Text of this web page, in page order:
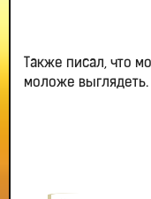
Также писал, что
моложе выглядеть.